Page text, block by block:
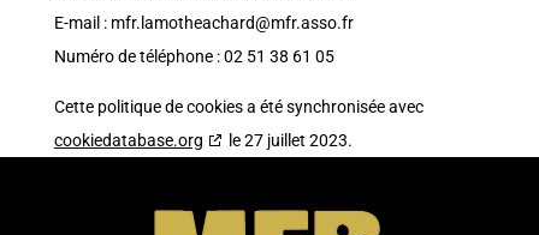
E-mail : mfr.lamotheachard@mfr.asso.fr
Numéro de téléphone : 02 51 38 61 05
Cette politique de cookies a été synchronisée avec
cookiedatabase.org
le 27 juillet 2023.